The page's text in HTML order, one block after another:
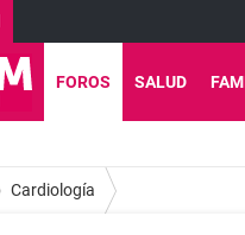
FOROS SALUD
Cardiología